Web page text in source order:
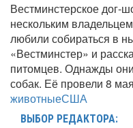
Вестминстерское дог-
нескольким
любили собираться в
«Вестминстер» и
питомцев. Однажды
собак. Её провели 8
животныеСША
ВЫБОР РЕДАКТОРА: